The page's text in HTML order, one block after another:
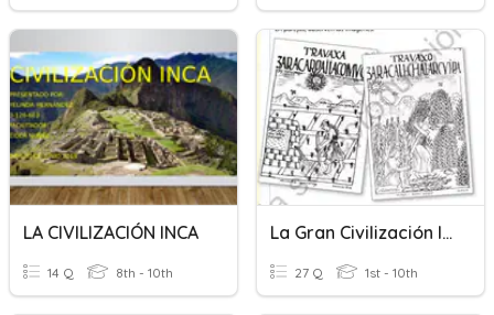
LA CIVILIZACIÓN INCA
14 Q 8th - 10th
La Gran Civilización Inca: Imperio Del Tahuantinsuyo.
27 Q 1st - 10th